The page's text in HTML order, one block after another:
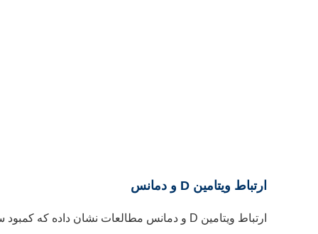
ارتباط ویتامین D و دمانس
ارتباط ویتامین D و دمانس مطالعات نشان داده که کمبود سطح ویتامین